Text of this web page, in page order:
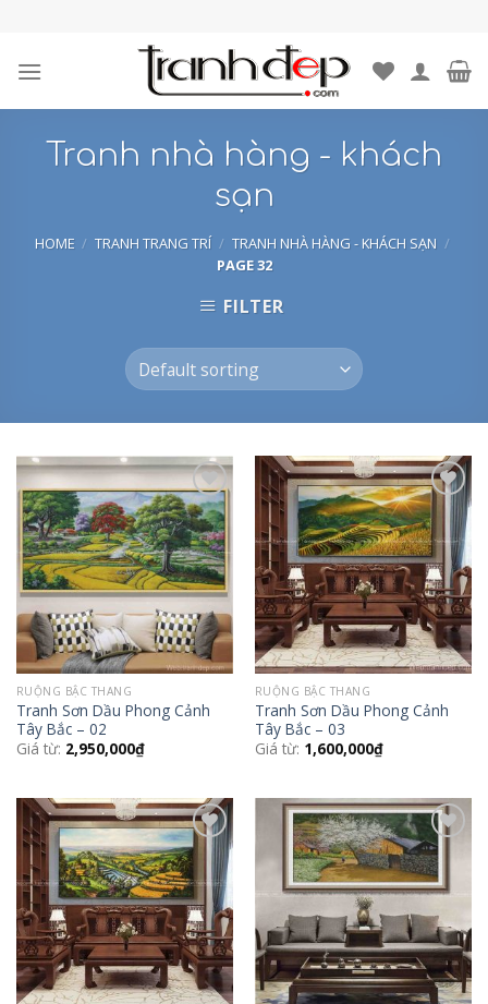
content
Tranh nhà hàng - khách
sạn
HOME / TRANH TRANG TRÍ / TRANH NHÀ HÀNG - KHÁCH SẠN /
PAGE 32
FILTER
Add to
Wishlist
RUỘNG BẬC THANG
Tranh Sơn Dầu Phong Cảnh
Tây Bắc – 02
Giá từ: 2,950,000₫
Add to
Wishlist
RUỘNG BẬC THANG
Tranh Sơn Dầu Phong Cảnh
Tây Bắc – 03
Giá từ: 1,600,000₫
Add to
Wishlist
Add to
Wishlist